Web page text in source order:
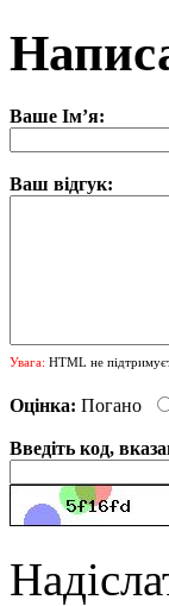
Ваше Ім’я:
Ваш відгук:
Увага: HTML не
Оцінка: Погано
Введіть код,